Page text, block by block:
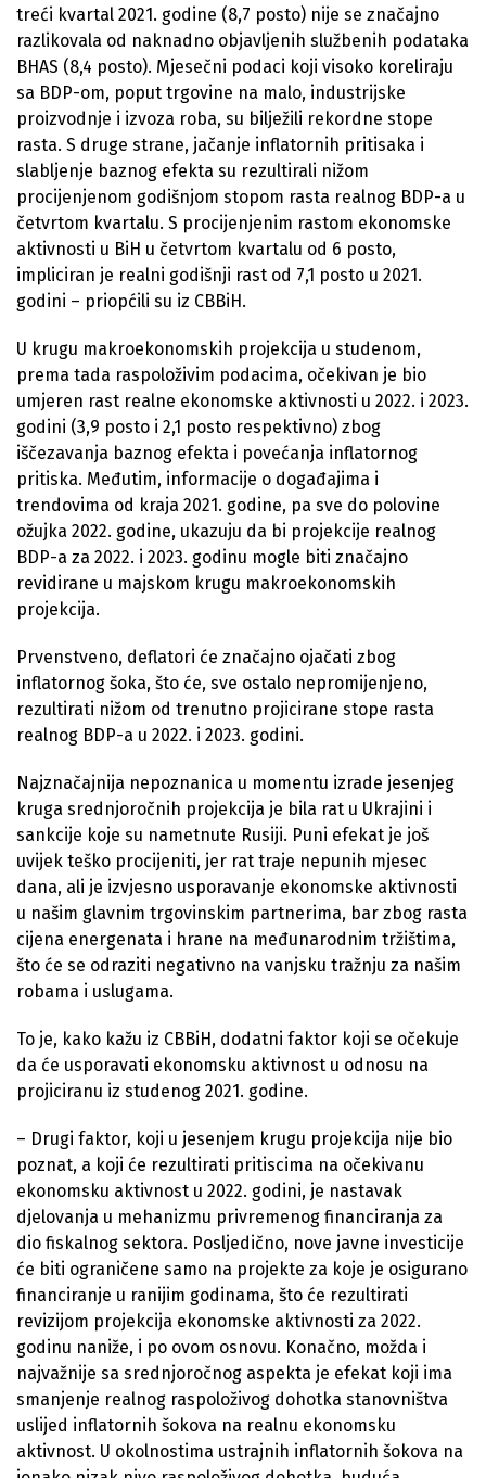
treći kvartal 2021. godine (8,7 posto) nije se značajno
razlikovala od naknadno objavljenih službenih podataka
BHAS (8,4 posto). Mjesečni podaci koji visoko koreliraju
sa BDP-om, poput trgovine na malo, industrijske
proizvodnje i izvoza roba, su bilježili rekordne stope
rasta. S druge strane, jačanje inflatornih pritisaka i
slabljenje baznog efekta su rezultirali nižom
procijenjenom godišnjom stopom rasta realnog BDP-a u
četvrtom kvartalu. S procijenjenim rastom ekonomske
aktivnosti u BiH u četvrtom kvartalu od 6 posto,
impliciran je realni godišnji rast od 7,1 posto u 2021.
godini – priopćili su iz CBBiH.
U krugu makroekonomskih projekcija u studenom,
prema tada raspoloživim podacima, očekivan je bio
umjeren rast realne ekonomske aktivnosti u 2022. i 2023.
godini (3,9 posto i 2,1 posto respektivno) zbog
iščezavanja baznog efekta i povećanja inflatornog
pritiska. Međutim, informacije o događajima i
trendovima od kraja 2021. godine, pa sve do polovine
ožujka 2022. godine, ukazuju da bi projekcije realnog
BDP-a za 2022. i 2023. godinu mogle biti značajno
revidirane u majskom krugu makroekonomskih
projekcija.
Prvenstveno, deflatori će značajno ojačati zbog
inflatornog šoka, što će, sve ostalo nepromijenjeno,
rezultirati nižom od trenutno projicirane stope rasta
realnog BDP-a u 2022. i 2023. godini.
Najznačajnija nepoznanica u momentu izrade jesenjeg
kruga srednjoročnih projekcija je bila rat u Ukrajini i
sankcije koje su nametnute Rusiji. Puni efekat je još
uvijek teško procijeniti, jer rat traje nepunih mjesec
dana, ali je izvjesno usporavanje ekonomske aktivnosti
u našim glavnim trgovinskim partnerima, bar zbog rasta
cijena energenata i hrane na međunarodnim tržištima,
što će se odraziti negativno na vanjsku tražnju za našim
robama i uslugama.
To je, kako kažu iz CBBiH, dodatni faktor koji se očekuje
da će usporavati ekonomsku aktivnost u odnosu na
projiciranu iz studenog 2021. godine.
– Drugi faktor, koji u jesenjem krugu projekcija nije bio
poznat, a koji će rezultirati pritiscima na očekivanu
ekonomsku aktivnost u 2022. godini, je nastavak
djelovanja u mehanizmu privremenog financiranja za
dio fiskalnog sektora. Posljedično, nove javne investicije
će biti ograničene samo na projekte za koje je osigurano
financiranje u ranijim godinama, što će rezultirati
revizijom projekcija ekonomske aktivnosti za 2022.
godinu naniže, i po ovom osnovu. Konačno, možda i
najvažnije sa srednjoročnog aspekta je efekat koji ima
smanjenje realnog raspoloživog dohotka stanovništva
uslijed inflatornih šokova na realnu ekonomsku
aktivnost. U okolnostima ustrajnih inflatornih šokova na